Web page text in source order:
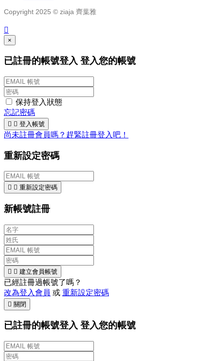
Copyright 2025 © ziaja 齊葉雅

×
已註冊的帳號登入 登入您的帳號
保持登入狀態
忘記密碼
  登入帳號
尚未註冊會員嗎？趕緊註冊登入吧！
重新設定密碼
  重新設定密碼
新帳號註冊
  建立會員帳號
已經註冊過帳號了嗎？
改為登入會員 或 重新設定密碼
 關閉
已註冊的帳號登入 登入您的帳號